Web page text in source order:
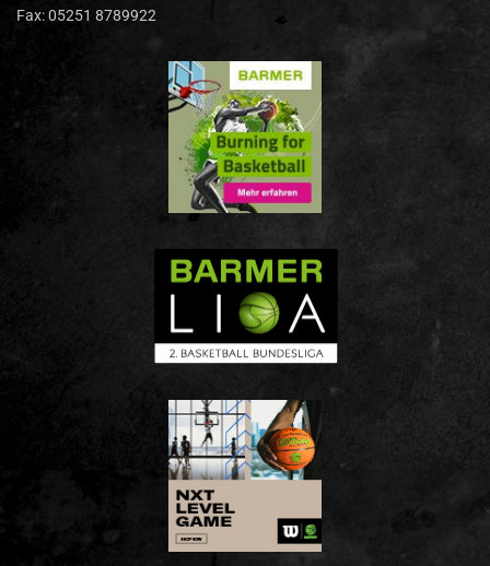
Fax: 05251 8789922